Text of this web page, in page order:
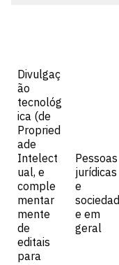
Divulgaç
ão
tecnológ
ica (de
Propried
ade
Intelect
ual, e
comple
mentar
mente
de
editais
para
Pessoas
jurídicas
e
sociedad
e em
geral